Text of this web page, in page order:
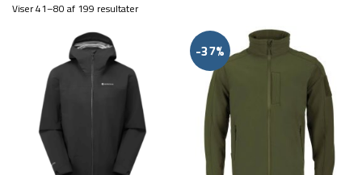
Viser 41–80 af 199 resultater
-37%